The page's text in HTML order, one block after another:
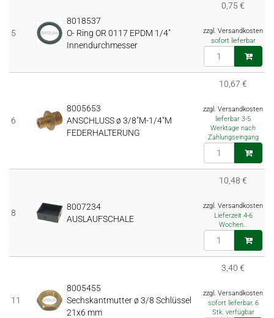
5
8018537
O- Ring OR 0117 EPDM 1/4"
Innendurchmesser
0,75 €
zzgl. Versandkosten
sofort lieferbar
6
8005653
ANSCHLUSS ø 3/8"M-1/4"M
FEDERHALTERUNG
10,67 €
zzgl. Versandkosten
lieferbar 3-5
Werktage nach
Zahlungseingang
8
8007234
AUSLAUFSCHALE
10,48 €
zzgl. Versandkosten
Lieferzeit 4-6
Wochen..
11
8005455
Sechskantmutter ø 3/8 Schlüssel
21x6 mm
3,40 €
zzgl. Versandkosten
sofort lieferbar, 6
Stk. verfügbar